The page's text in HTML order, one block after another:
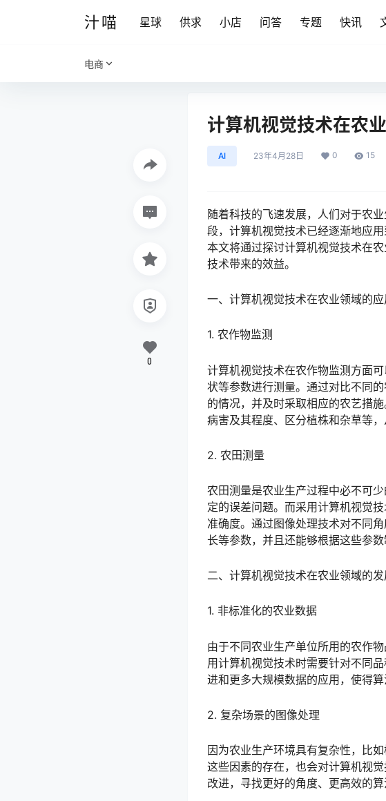
汁喵 星球 供求 小店 问答 专题 快讯
电商
计算机视觉技术在农
AI 23年4月28日 0 15
随着科技的飞速发展，人们对于农
段，计算机视觉技术已经逐渐地应
本文将通过探讨计算机视觉技术在
技术带来的效益。
一、计算机视觉技术在农业领域的应
1. 农作物监测
计算机视觉技术在农作物监测方面
状等参数进行测量。通过对比不同
的情况，并及时采取相应的农艺措
病害及其程度、区分植株和杂草等
2. 农田测量
农田测量是农业生产过程中必不可
定的误差问题。而采用计算机视觉
准确度。通过图像处理技术对不同
长等参数，并且还能够根据这些参
二、计算机视觉技术在农业领域的
1. 非标准化的农业数据
由于不同农业生产单位所用的农作
用计算机视觉技术时需要针对不同
进和更多大规模数据的应用，使得
2. 复杂场景的图像处理
因为农业生产环境具有复杂性，比
这些因素的存在，也会对计算机视
改进，寻找更好的角度、更高效的算
0